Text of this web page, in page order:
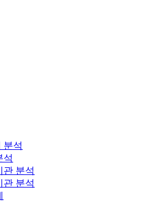
분석
석
관 분석
관 분석